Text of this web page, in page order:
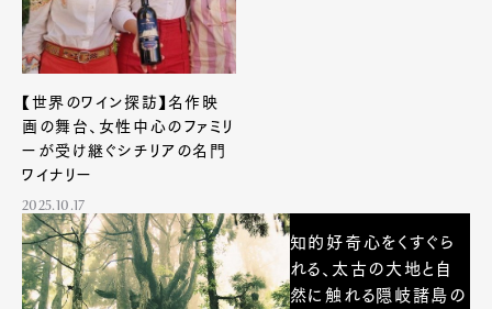
【世界のワイン探訪】名作映
画の舞台、女性中心のファミリ
ーが受け継ぐシチリアの名門
ワイナリー
2025.10.17
知的好奇心をくすぐら
れる、太古の大地と自
然に触れる隠岐諸島の